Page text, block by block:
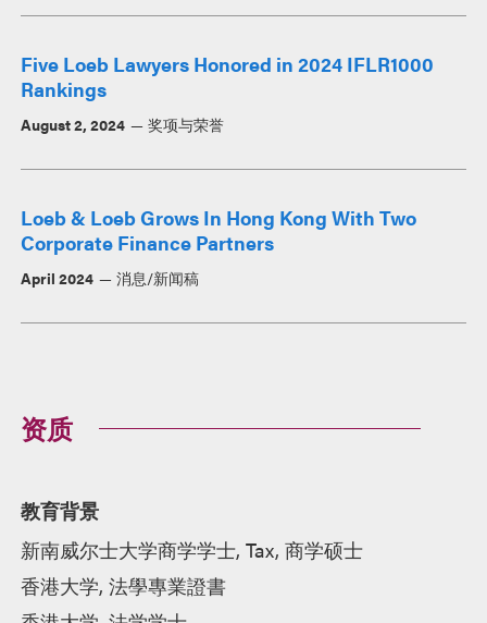
Five Loeb Lawyers Honored in 2024 IFLR1000
Rankings
August 2, 2024 奖项与荣誉
Loeb & Loeb Grows In Hong Kong With Two
Corporate Finance Partners
April 2024 消息/新闻稿
资质
教育背景
新南威尔士大学商学学士, Tax, 商学硕士
香港大学, 法學專業證書